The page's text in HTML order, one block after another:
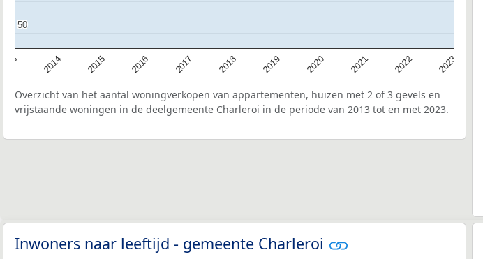
2014 2015 2016 2017 2018 2019 2020 2021 2022 2023
50
50
Overzicht van het aantal woningverkopen van appartementen, huizen met 2 of 3 gevels en
vrijstaande woningen in de deelgemeente Charleroi in de periode van 2013 tot en met 2023.
Inwoners naar leeftijd - gemeente Charleroi